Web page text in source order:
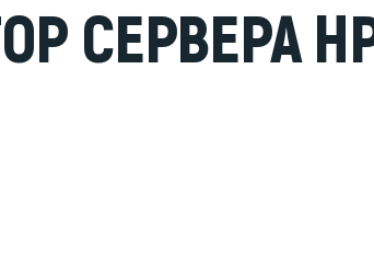
Все Серверы
Rack Серверы
СЕРВЕРА